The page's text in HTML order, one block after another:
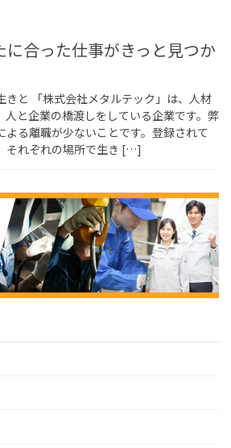
合った仕事がきっと見つか
きと 「株式会社メタルテック」は、人材
人と企業の橋渡しをしている企業です。弊
よる離職が少ないことです。登録されて
それぞれの場所で生き […]